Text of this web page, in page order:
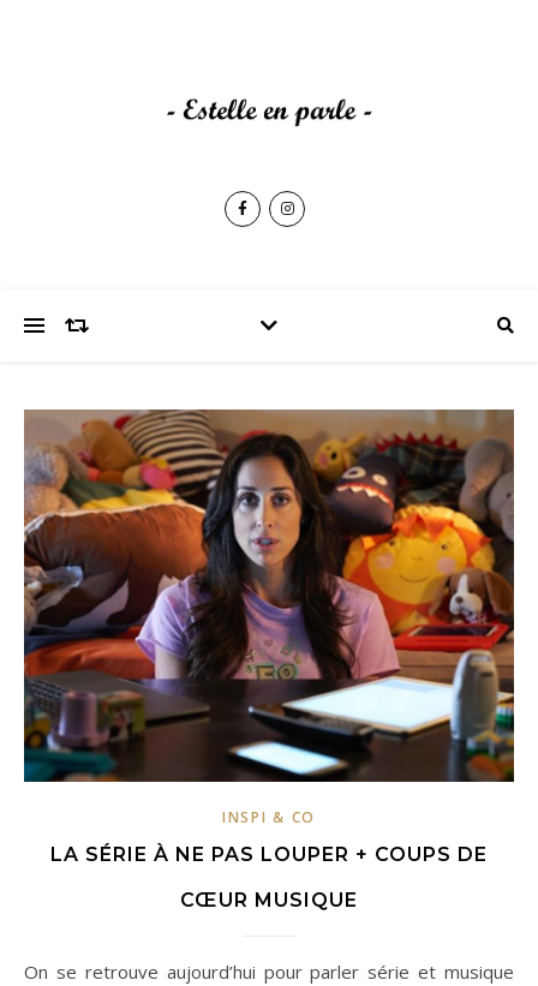
INSPI & CO
LA SÉRIE À NE PAS LOUPER + COUPS DE
CŒUR MUSIQUE
On se retrouve aujourd’hui pour parler série et musique